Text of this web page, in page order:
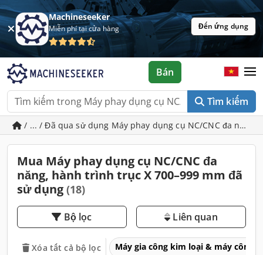
Machineseeker
Miễn phí tại cửa hàng Đến ứng dụng
Tìm kiếm
Bán
/ ... / Đã qua sử dụng Máy phay dụng cụ NC/CNC đa
Mua Máy phay dụng cụ NC/CNC đa
năng, hành trình trục X 700–999 mm đã
sử dụng (18)
Bộ lọc Liên quan
Xóa tất cả bộ lọc Máy gia công kim loại & máy công